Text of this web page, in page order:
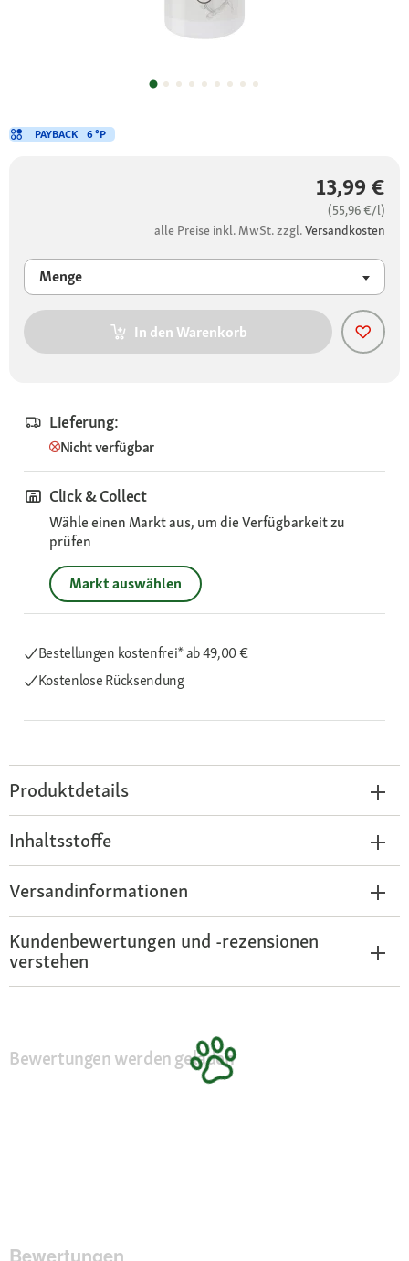
13,99 €
(55,96 €/l)
alle Preise inkl. MwSt. zzgl.Versandkosten
Menge
In den Warenkorb
Lieferung:
Nicht verfügbar
Click & Collect
Wähle einen Markt aus, um die Verfügbarkeit zu
prüfen
Markt auswählen
Bestellungen kostenfrei*ab 49,00 €
Kostenlose Rücksendung
PAYBACK 6 °P
Produktdetails
Inhaltsstoffe
Versandinformationen
Kundenbewertungen und -rezensionen
verstehen
Bewertungen werden geladen
Bewertungen